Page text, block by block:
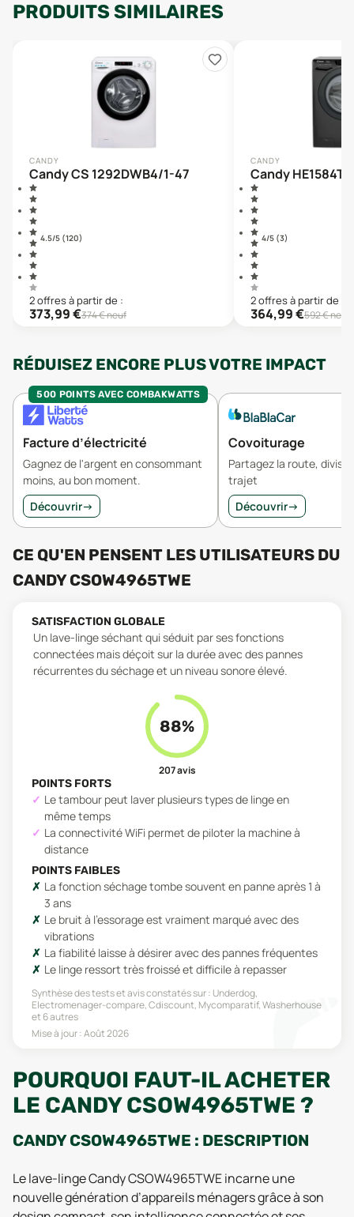
PRODUITS SIMILAIRES
CANDY
Candy CS 1292DWB4/1-47
4.5/5 (120)
2offresà partir de :
373,99€374€ neuf
CANDY
Candy
4/5 (3)
2offresà partir de :
364,99€592€ neuf
RÉDUISEZ ENCORE PLUS VOTRE IMPACT
500 POINTS AVEC COMBAKWATTS
Facture d’électricité
Gagnez de l'argent en consommant
moins, au bon moment.
Découvrir→
Covoiturage
Partagez la route,
trajet
Découvrir→
CE QU'EN PENSENT LES UTILISATEURS DU
CANDY CSOW4965TWE
SATISFACTION GLOBALE
Un lave-linge séchant qui séduit par ses fonctions
connectées mais déçoit sur la durée avec des pannes
récurrentes du séchage et un niveau sonore élevé.
88%
207avis
POINTS FORTS
Le tambour peut laver plusieurs types de linge en
même temps
La connectivité WiFi permet de piloter la machine à
distance
POINTS FAIBLES
La fonction séchage tombe souvent en panne après 1 à
3 ans
Le bruit à l'essorage est vraiment marqué avec des
vibrations
La fiabilité laisse à désirer avec des pannes fréquentes
Le linge ressort très froissé et difficile à repasser
Synthèse des tests et avis constatés sur : Underdog,
Electromenager-compare, Cdiscount, Mycomparatif, Washerhouse
et 6 autres
Mise à jour :Août 2026
POURQUOI FAUT-IL ACHETER
LE CANDY CSOW4965TWE ?
CANDY CSOW4965TWE : DESCRIPTION
Le lave-linge Candy CSOW4965TWE incarne une
nouvelle génération d’appareils ménagers grâce à son